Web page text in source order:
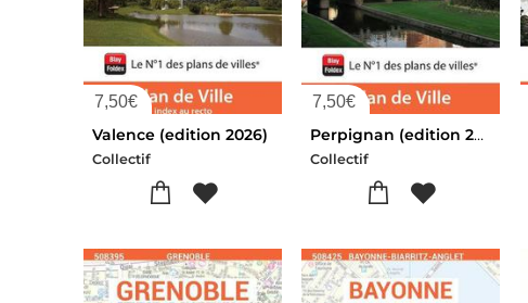
7,50€
Valence (edition 2026)
Collectif
7,50€
Perpignan (edition 2026)
Collectif